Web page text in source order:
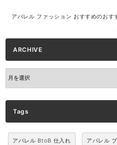
アパレル ファッション おすすめのおす
ARCHIVE
ARCHIVE
Tags
アパレル BtoB 仕入れ アパレル